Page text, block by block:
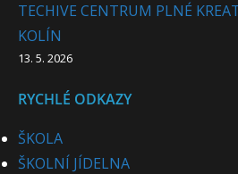
TECHIVE CENTRUM PLNÉ
KOLÍN
13. 5. 2026
RYCHLÉ ODKAZY
ŠKOLA
ŠKOLNÍ JÍDELNA